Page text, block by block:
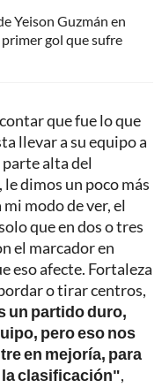
Yeison Guzmán en
gol que sufre
que fue lo que
llevar a su equipo a
alta del
dimos un poco más
modo de ver, el
que en dos o tres
el marcador en
eso afecte. Fortaleza
o tirar centros,
un partido duro,
pero eso nos
en mejoría, para
la clasificación",